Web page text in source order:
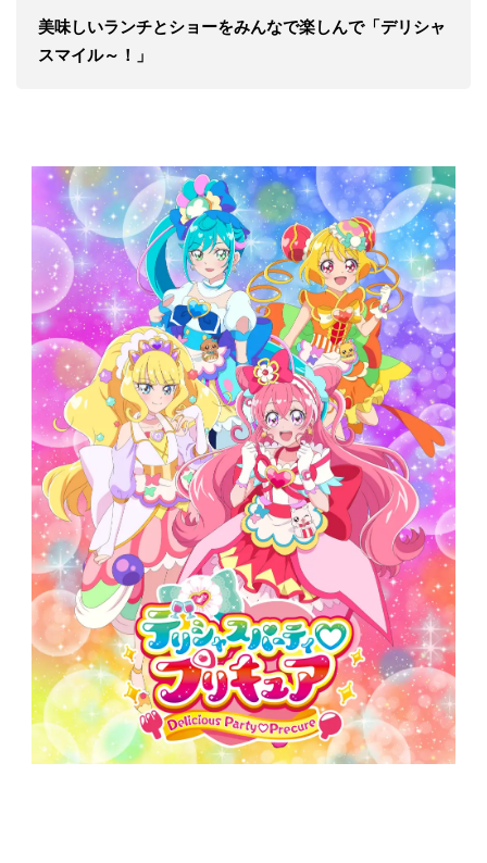
美味しいランチとショーをみんなで楽しんで「デリシャ
スマイル～！」